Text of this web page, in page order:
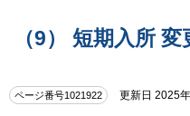
（9） 短期入所
ページ番号1021922 更新日 2025